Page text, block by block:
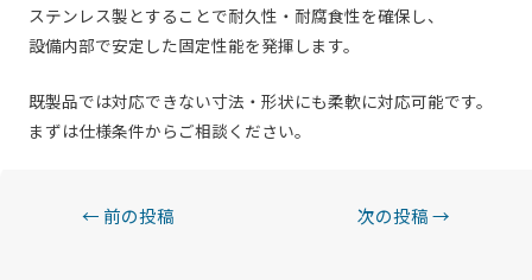
ステンレス製とすることで耐久性・耐腐食性を確保し、
設備内部で安定した固定性能を発揮します。
既製品では対応できない寸法・形状にも柔軟に対応可能です。
まずは仕様条件からご相談ください。
投← 前の投稿 次の投稿→